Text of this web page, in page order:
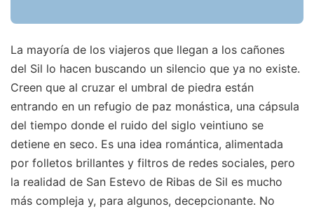
La mayoría de los viajeros que llegan a los cañones
del Sil lo hacen buscando un silencio que ya no existe.
Creen que al cruzar el umbral de piedra están
entrando en un refugio de paz monástica, una cápsula
del tiempo donde el ruido del siglo veintiuno se
detiene en seco. Es una idea romántica, alimentada
por folletos brillantes y filtros de redes sociales, pero
la realidad de San Estevo de Ribas de Sil es mucho
más compleja y, para algunos, decepcionante. No